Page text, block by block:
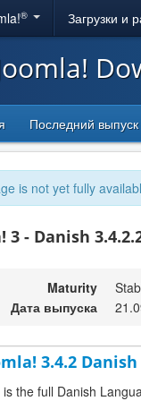
® Загрузки и
Последний выпуск
is not yet fully
3 - Danish
Maturity
Дата выпуска
3.4.2
is the full Danish